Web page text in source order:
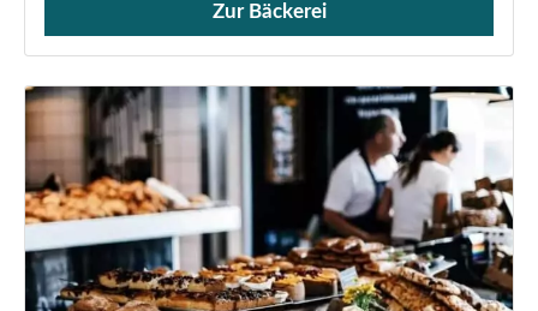
Verkauf von Brötchen,
Zur Bäckerei